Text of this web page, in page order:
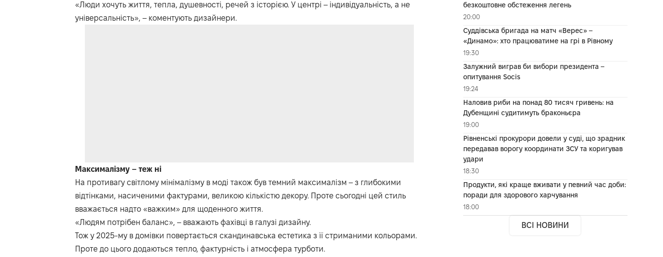
«Люди хочуть життя, тепла, душевності, речей з історією. У центрі – індивідуальність, а не
універсальність», – коментують дизайнери.
Максималізму – теж ні
На противагу світлому мінімалізму в моді також був темний максималізм – з глибокими
відтінками, насиченими фактурами, великою кількістю декору. Проте сьогодні цей стиль
вважається надто «важким» для щоденного життя.
«Людям потрібен баланс», – вважають фахівці в галузі дизайну.
Тож у 2025-му в домівки повертається скандинавська естетика з її стриманими кольорами.
Проте до цього додаються тепло, фактурність і атмосфера турботи.
безкоштовне обстеження легень
20:00
Суддівська бригада на матч «Верес» –
«Динамо»: хто працюватиме на грі в Рівному
19:30
Залужний виграв би вибори президента –
опитування Socis
19:24
Наловив риби на понад 80 тисяч гривень: на
Дубенщині судитимуть браконьєра
19:00
Рівненські прокурори довели у суді, що зрадник
передавав ворогу координати ЗСУ та коригував
удари
18:30
Продукти, які краще вживати у певний час доби:
поради для здорового харчування
18:00
ВСІ НОВИНИ